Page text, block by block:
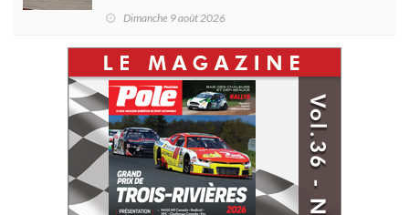
Dimanche 9 août 2026